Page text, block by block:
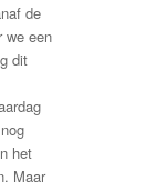
de
we een
dit
het
Maar